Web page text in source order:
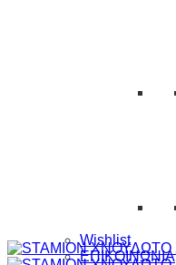
Wishlist
ΕΠΙΚΟΙΝΩΝΙΑ